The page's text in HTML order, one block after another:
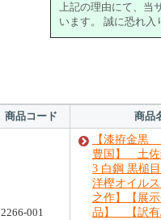
上記の理由にて、当
います。 誠に恐れ
商品コード 商品
2266-001
【漆拵金
豊国】 土佐
3 白鋼 黒槌
洋樫オイル
之作】【展
品】 【訳有